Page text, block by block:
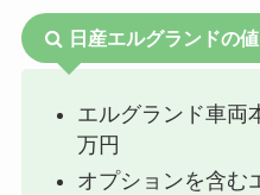
日産エルグランドの
エルグランド車両
万円
オプションを含む